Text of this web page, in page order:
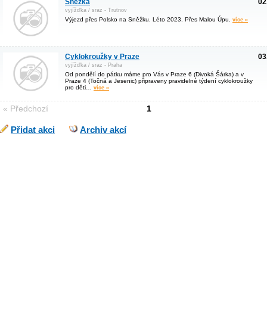
Sněžka
vyjížďka / sraz - Trutnov
Výjezd přes Polsko na Sněžku. Léto 2023. Přes Malou Úpu. více »
Cyklokroužky v Praze
vyjížďka / sraz - Praha
Od pondělí do pátku máme pro Vás v Praze 6 (Divoká Šárka) a v
Praze 4 (Točná a Jesenic) připraveny pravidelné týdení cyklokroužky
pro děti… více »
« Předchozí 1
Přidat akci Archiv akcí